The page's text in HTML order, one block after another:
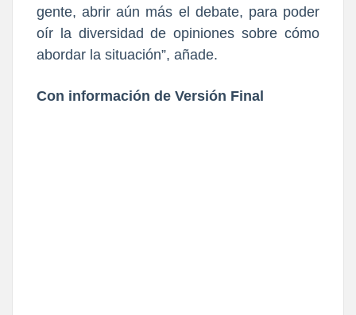
gente, abrir aún más el debate, para poder
oír la diversidad de opiniones sobre cómo
abordar la situación”, añade.
Con información de Versión Final